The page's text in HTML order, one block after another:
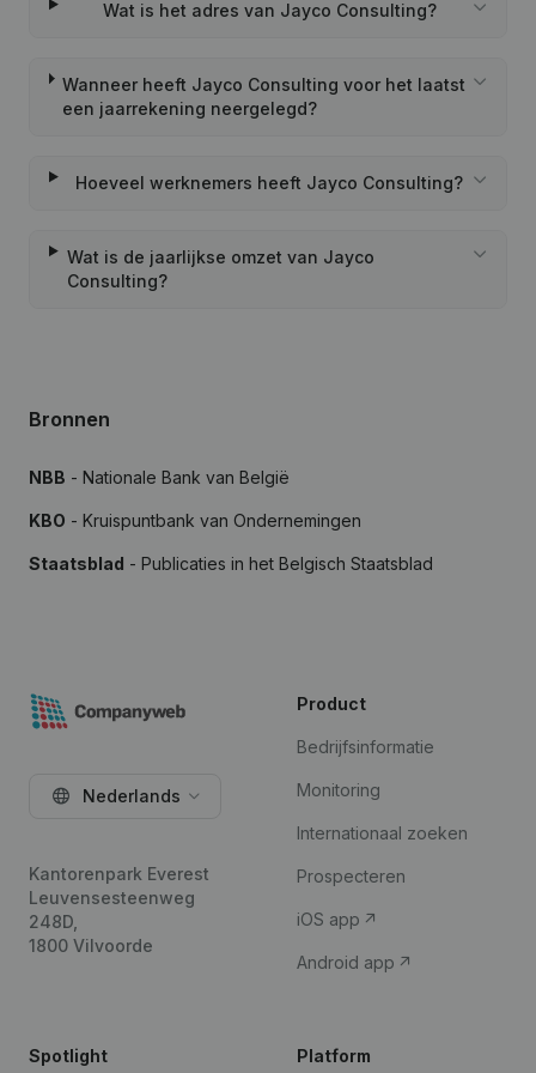
Wat is het adres van Jayco Consulting?
Wanneer heeft Jayco Consulting voor het laatst
een jaarrekening neergelegd?
Hoeveel werknemers heeft Jayco Consulting?
Wat is de jaarlijkse omzet van Jayco
Consulting?
Bronnen
NBB - Nationale Bank van België
KBO - Kruispuntbank van Ondernemingen
Staatsblad - Publicaties in het Belgisch Staatsblad
Nederlands
Kantorenpark Everest
Leuvensesteenweg
248D,
1800 Vilvoorde
Product
Bedrijfsinformatie
Monitoring
Internationaal zoeken
Prospecteren
iOS app
Android app
Spotlight Platform